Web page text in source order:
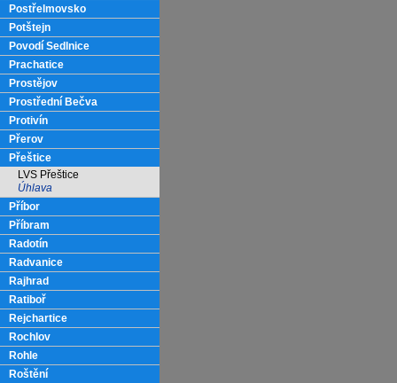
Postřelmovsko
Potštejn
Povodí Sedlnice
Prachatice
Prostějov
Prostřední Bečva
Protivín
Přerov
Přeštice
LVS Přeštice
Úhlava
Příbor
Příbram
Radotín
Radvanice
Rajhrad
Ratiboř
Rejchartice
Rochlov
Rohle
Roštění